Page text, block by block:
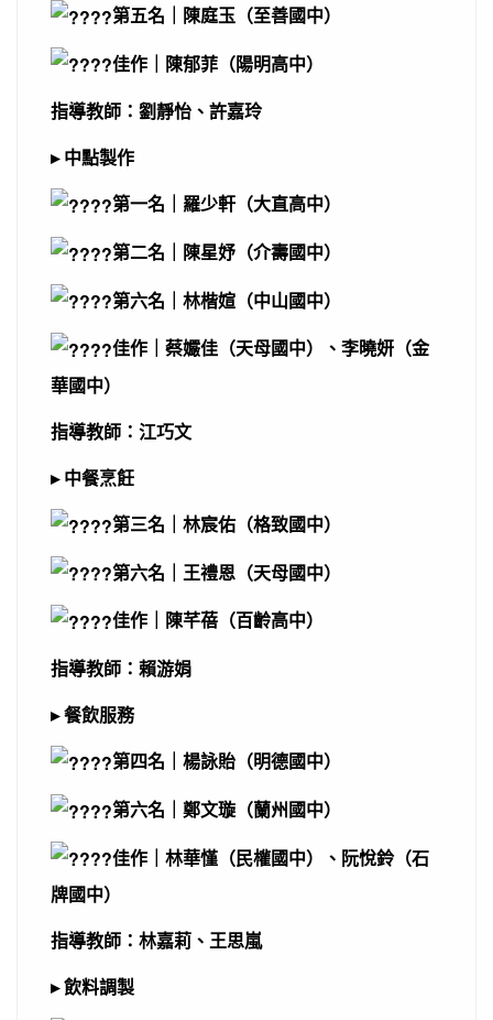
第五名｜陳庭玉（至善國中）
佳作｜陳郁菲（陽明高中）
指導教師：劉靜怡、許嘉玲
▸ 中點製作
第一名｜羅少軒（大直高中）
第二名｜陳星妤（介壽國中）
第六名｜林楷媗（中山國中）
佳作｜蔡孍佳（天母國中）、李曉妍（金
華國中）
指導教師：江巧文
▸ 中餐烹飪
第三名｜林宸佑（格致國中）
第六名｜王禮恩（天母國中）
佳作｜陳芊蓓（百齡高中）
指導教師：賴游娟
▸ 餐飲服務
第四名｜楊詠貽（明德國中）
第六名｜鄭文璇（蘭州國中）
佳作｜林華慬（民權國中）、阮悅鈴（石
牌國中）
指導教師：林嘉莉、王思嵐
▸ 飲料調製